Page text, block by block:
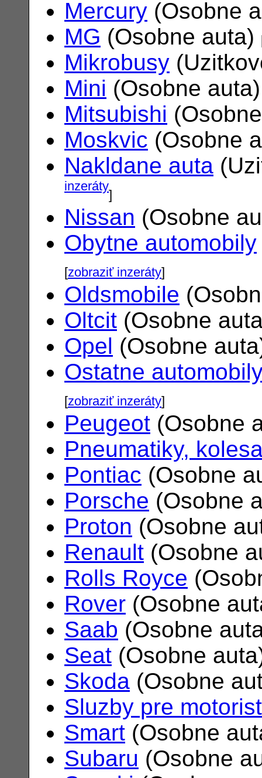
Mercury (Osobne
MG (Osobne auta)
Mikrobusy
Mini (Osobne
Mitsubishi
Moskvic (Osobne
Nakldane auta
inzeráty]
Nissan (Osobne
Obytne automobily
[zobraziť inzeráty]
Oldsmobile
Oltcit (Osobne
Opel (Osobne
Ostatne
[zobraziť inzeráty]
Peugeot (Osobne
Pneumatiky,
Pontiac (Osobne
Porsche (Osobne
Proton (Osobne
Renault (Osobne
Rolls Royce
Rover (Osobne
Saab (Osobne
Seat (Osobne
Skoda (Osobne
Sluzby pre
Smart (Osobne
Subaru (Osobne